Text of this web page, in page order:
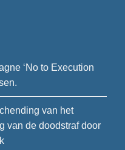
‘No to Execution
van het
van de doodstraf door